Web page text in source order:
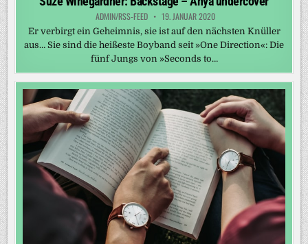
ADMIN/RSS-FEED 19. JANUAR 2020
Er verbirgt ein Geheimnis, sie ist auf den nächsten Knüller
aus… Sie sind die heißeste Boyband seit »One Direction«: Die
fünf Jungs von »Seconds to…